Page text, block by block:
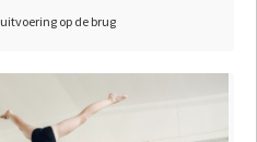
op de brug